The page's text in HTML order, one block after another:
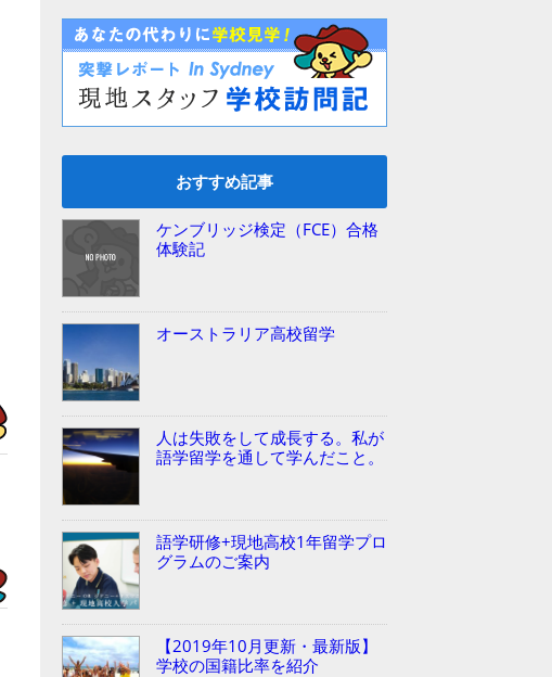
おすすめ記事
ケンブリッジ検定（FCE）合格
体験記
オーストラリア高校留学
人は失敗をして成長する。私が
語学留学を通して学んだこと。
語学研修+現地高校1年留学プロ
グラムのご案内
【2019年10月更新・最新版】
学校の国籍比率を紹介